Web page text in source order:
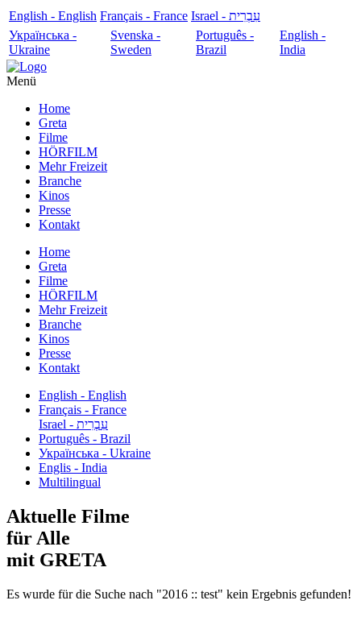
English - English Français - France
עִבְרִית - Israel
Українська -
Ukraine
Svenska -
Sweden
Português -
Brazil
English -
India
Menü
Home
Greta
Filme
HÖRFILM
Mehr Freizeit
Branche
Kinos
Presse
Kontakt
Home
Greta
Filme
HÖRFILM
Mehr Freizeit
Branche
Kinos
Presse
Kontakt
English - English
Français - France
עִבְרִית - Israel
Português - Brazil
Українська - Ukraine
Englis - India
Multilingual
Aktuelle Filme
für Alle
mit GRETA
Es wurde für die Suche nach "2016 :: test" kein Ergebnis gefunden!